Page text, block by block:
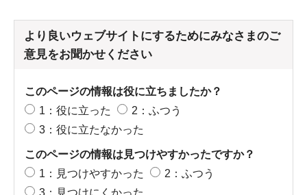
より良いウェブサイトにするためにみなさまのご
意見をお聞かせください
このページの情報は役に立ちましたか？
1：役に立った
2：ふつう
3：役に立たなかった
このページの情報は見つけやすかったですか？
1：見つけやすかった
2：ふつう